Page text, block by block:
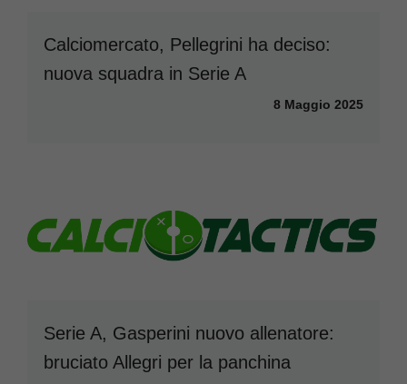
Calciomercato, Pellegrini ha deciso:
nuova squadra in Serie A
8 Maggio 2025
Serie A, Gasperini nuovo allenatore:
bruciato Allegri per la panchina